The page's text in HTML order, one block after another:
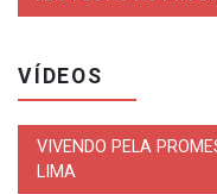
VÍDEOS
VIVENDO PELA
LIMA